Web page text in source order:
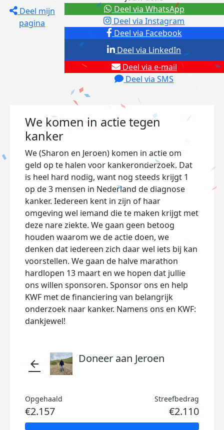
Deel mijn
pagina
Deel via Facebook
Deel via Instagram
Deel via e-mail
Deel via SMS
Deel via LinkedIn
Deel via WhatsApp
We komen in actie tegen
kanker
We (Sharon en Jeroen) komen in actie om
geld op te halen voor kankeronderzoek. Dat
is heel hard nodig, want nog steeds krijgt 1
op de 3 mensen in Nederland de diagnose
kanker. Iedereen kent in zijn of haar
omgeving wel iemand die te maken krijgt met
deze nare ziekte. We gaan geen betoog
houden waarom we de actie doen, we
denken dat iedereen zich daar wel iets bij kan
voorstellen. We gaan de halve marathon
hardlopen 13 maart en we hopen dat jullie
ons willen sponsoren. Sponsor ons en help
KWF met de financiering van belangrijk
onderzoek naar kanker. Namens ons en KWF:
dankjewel!
arrow_back Doneer aan Jeroen
Opgehaald
€2.157
Streefbedrag
€2.110